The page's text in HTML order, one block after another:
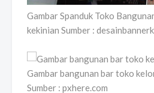
Gambar Spanduk Toko
kekinian Sumber :
Gambar bangunan bar toko
Sumber : pxhere.com